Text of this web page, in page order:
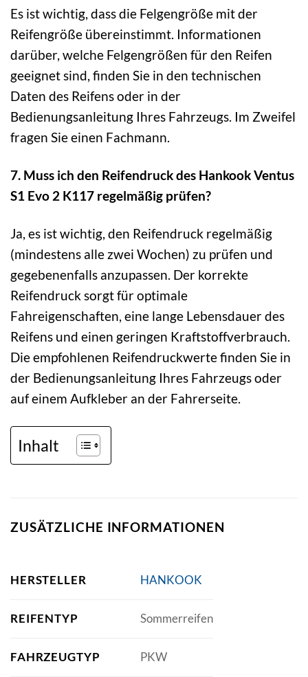
Es ist wichtig, dass die Felgengröße mit der
Reifengröße übereinstimmt. Informationen
darüber, welche Felgengrößen für den Reifen
geeignet sind, finden Sie in den technischen
Daten des Reifens oder in der
Bedienungsanleitung Ihres Fahrzeugs. Im Zweifel
fragen Sie einen Fachmann.
7. Muss ich den Reifendruck des Hankook Ventus
S1 Evo 2 K117 regelmäßig prüfen?
Ja, es ist wichtig, den Reifendruck regelmäßig
(mindestens alle zwei Wochen) zu prüfen und
gegebenenfalls anzupassen. Der korrekte
Reifendruck sorgt für optimale
Fahreigenschaften, eine lange Lebensdauer des
Reifens und einen geringen Kraftstoffverbrauch.
Die empfohlenen Reifendruckwerte finden Sie in
der Bedienungsanleitung Ihres Fahrzeugs oder
auf einem Aufkleber an der Fahrerseite.
Inhalt
ZUSÄTZLICHE INFORMATIONEN
HERSTELLER HANKOOK
REIFENTYP Sommerreifen
FAHRZEUGTYP PKW